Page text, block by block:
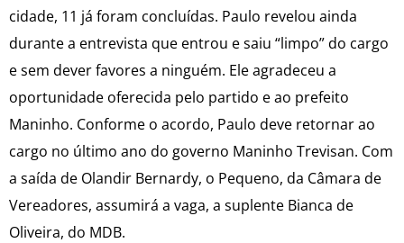
cidade, 11 já foram concluídas. Paulo revelou ainda
durante a entrevista que entrou e saiu “limpo” do cargo
e sem dever favores a ninguém. Ele agradeceu a
oportunidade oferecida pelo partido e ao prefeito
Maninho. Conforme o acordo, Paulo deve retornar ao
cargo no último ano do governo Maninho Trevisan. Com
a saída de Olandir Bernardy, o Pequeno, da Câmara de
Vereadores, assumirá a vaga, a suplente Bianca de
Oliveira, do MDB.